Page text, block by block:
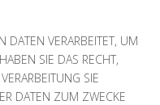
DATEN VERARBEITET, UM
SIE DAS RECHT,
SIE
DATEN ZUM ZWECKE